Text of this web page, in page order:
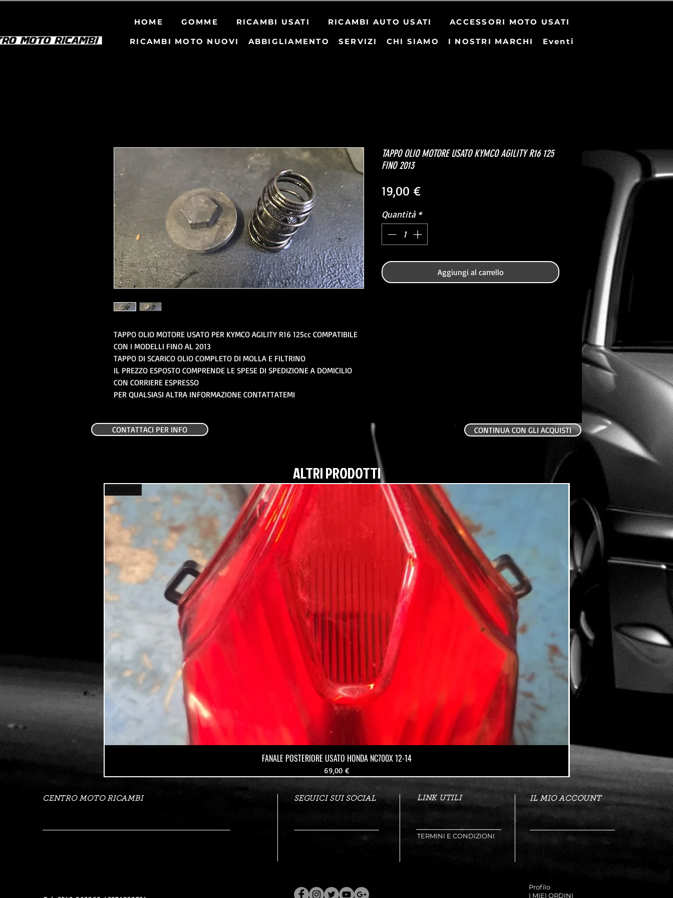
HOME GOMME RICAMBI USATI RICAMBI AUTO USATI ACCESSORI MOTO USATI
RICAMBI MOTO NUOVI ABBIGLIAMENTO SERVIZI CHI SIAMO I NOSTRI MARCHI Eventi
TAPPO OLIO MOTORE USATO PER KYMCO AGILITY R16 125cc COMPATIBILE
CON I MODELLI FINO AL 2013
TAPPO DI SCARICO OLIO COMPLETO DI MOLLA E FILTRINO
IL PREZZO ESPOSTO COMPRENDE LE SPESE DI SPEDIZIONE A DOMICILIO
CON CORRIERE ESPRESSO
PER QUALSIASI ALTRA INFORMAZIONE CONTATTATEMI
TAPPO OLIO MOTORE USATO KYMCO AGILITY R16 125
FINO 2013
19,00 €Prezzo
Quantità *
Aggiungi al carrello
CONTATTACI PER INFO CONTINUA CON GLI ACQUISTI
FANALE POSTERIORE USATO HONDA NC700X 12-14
Prezzo
69,00 €
ALTRI PRODOTTI
CENTRO MOTO RICAMBI SEGUICI SUI SOCIAL LINK UTILI
TERMINI E CONDIZIONI
IL MIO ACCOUNT
Profilo
I MIEI ORDINI